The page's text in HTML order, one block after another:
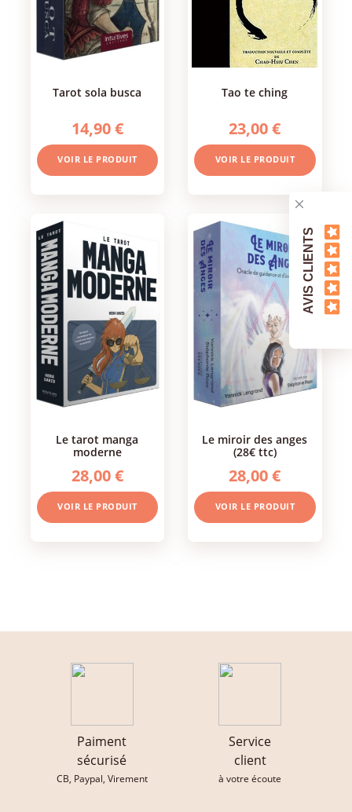
tarot sola busca
14,90 €
VOIR LE PRODUIT
tao te ching
23,00 €
VOIR LE PRODUIT
le tarot manga
moderne
28,00 €
VOIR LE PRODUIT
le miroir des anges
(28€ ttc)
28,00 €
VOIR LE PRODUIT
Paiment
sécurisé
CB, Paypal, Virement
Service
client
à votre écoute
AVIS CLIENTS